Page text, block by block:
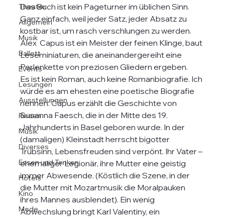
Theater
Allgemein
Musik
Ballett
Events
Lesungen
Ausstellungen
Reisen
Musik
Diverses
Essen und Trinken
Hotels
Kino
Mode
Das Buch ist kein Pageturner im üblichen Sinn.
Ganz einfach, weil jeder Satz, jeder Absatz zu
kostbar ist, um rasch verschlungen zu werden.
Alex  Capus ist ein Meister der feinen Klinge, baut
Leseminiaturen, die aneinandergereiht eine
Perlenkette von preziosen Gliedern ergeben.
Es ist kein Roman, auch keine Romanbiografie. Ich
würde es am ehesten eine poetische Biografie
nennen. Capus erzählt die Geschichte von
Susanna Faesch, die in der Mitte des 19.
Jahrhunderts in Basel geboren wurde. In der
(damaligen) Kleinstadt herrscht bigotter
Trübsinn, Lebensfreuden sind verpönt. Ihr Vater –
ehemaliger Legionär, ihre Mutter eine geistig
immer Abwesende. (Köstlich die Szene, in der
die Mutter mit Mozartmusik die Moralpauken
ihres Mannes ausblendet). Ein wenig
Abwechslung bringt Karl Valentiny, ein